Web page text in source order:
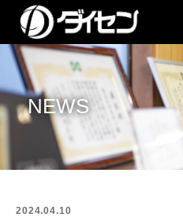
NEWS
2024.04.10